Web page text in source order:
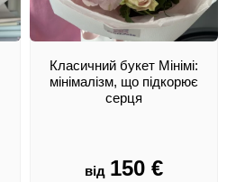
Класичний букет Мінімі:
мінімалізм, що підкорює
серця
від 150 €